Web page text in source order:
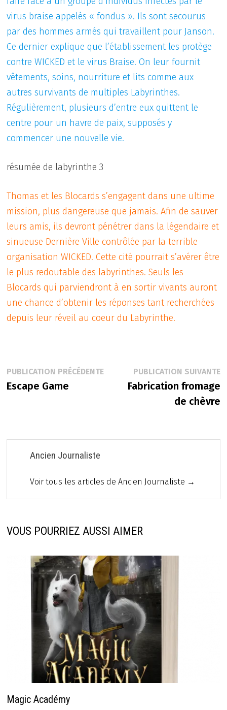
virus braise appelés « fondus ». Ils sont secourus
par des hommes armés qui travaillent pour Janson.
Ce dernier explique que l’établissement les protège
contre WICKED et le virus Braise. On leur fournit
vêtements, soins, nourriture et lits comme aux
autres survivants de multiples Labyrinthes.
Régulièrement, plusieurs d’entre eux quittent le
centre pour un havre de paix, supposés y
commencer une nouvelle vie.
résumée de labyrinthe 3
Thomas et les Blocards s’engagent dans une ultime
mission, plus dangereuse que jamais. Afin de sauver
leurs amis, ils devront pénétrer dans la légendaire et
sinueuse Dernière Ville contrôlée par la terrible
organisation WICKED. Cette cité pourrait s’avérer être
le plus redoutable des labyrinthes. Seuls les
Blocards qui parviendront à en sortir vivants auront
une chance d’obtenir les réponses tant recherchées
depuis leur réveil au coeur du Labyrinthe.
Navigation
de
PUBLICATION PRÉCÉDENTEPublication
précédente :
Escape Game
PUBLICATION SUIVANTE
Fabrication fromage
de chèvre
Ancien Journaliste
Voir tous les articles de Ancien Journaliste →
VOUS POURRIEZ AUSSI AIMER
Magic Académy